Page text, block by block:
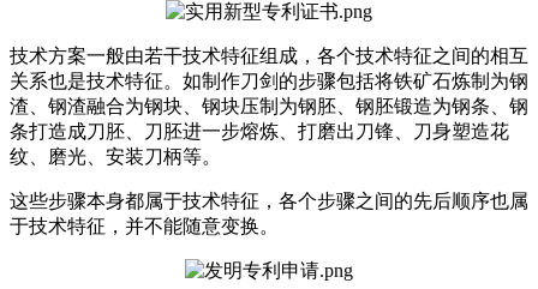
技术方案一般由若干技术特征组成，各个技术特征之间的相互
关系也是技术特征。如制作刀剑的步骤包括将铁矿石炼制为钢
渣、钢渣融合为钢块、钢块压制为钢胚、钢胚锻造为钢条、钢
条打造成刀胚、刀胚进一步熔炼、打磨出刀锋、刀身塑造花
纹、磨光、安装刀柄等。
这些步骤本身都属于技术特征，各个步骤之间的先后顺序也属
于技术特征，并不能随意变换。